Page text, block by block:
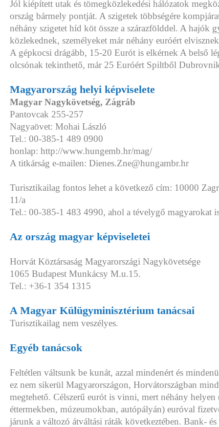
Jól kiépített utak és tömegközlekedési hálózatok
ország bármely pontját. A szigetek többségére
néhány szigetet híd köt össze a szárazfölddel. A hajók
közlekednek, személyeket már néhány euróért
A gépkocsi drágább, 15-20 Eurót is elkérnek A belső
olcsónak tekinthető, már 25 Euróért Spiltből
Magyarország helyi képviselete
Magyar Nagykövetség, Zágráb
Pantovcak 255-257
Nagyaövet: Mohai László
Tel.: 00-385-1 489 0900
honlap: http://www.hungemb.hr/mag/
A titkárság e-mailen: Dienes.Zne@hungambr.hr
Turisztikailag fontos lehet a következő cím: 10000
11/a
Tel.: 00-385-1 483 4990, ahol a tévelygő magyarokat
Az ország magyar képviseletei
Horvát Köztársaság Magyarországi Nagykövetsége
1065 Budapest Munkácsy M.u.15.
Tel.: +36-1 354 1315
A Magyar Külügyminisztérium tanácsai
Turisztikailag nem veszélyes.
Egyéb tanácsok
Feltétlen váltsunk be kunát, azzal mindenért és
ez nem sikerül Magyarországon, Horvátországban
megtehető. Célszerű eurót is vinni, mert néhány helyen
éttermekben, múzeumokban, autópályán) euróval
járunk a változó átváltási ráták következtében. Bank-